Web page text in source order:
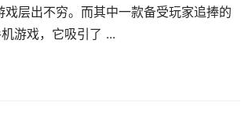
层出不穷。而其中一款备受玩家追捧的
游戏，它吸引了 ...